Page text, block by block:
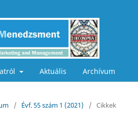
Aktuális Archívum
/ Évf. 55 szám 1 (2021) / Cikkek